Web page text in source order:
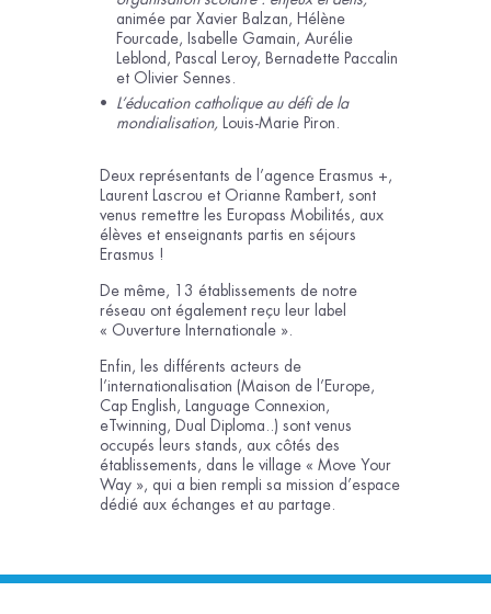
animée par Xavier Balzan, Hélène
Fourcade, Isabelle Gamain, Aurélie
Leblond, Pascal Leroy, Bernadette Paccalin
et Olivier Sennes.
L’éducation catholique au défi de la
mondialisation,
Louis-Marie Piron.
Deux représentants de l’agence Erasmus +,
Laurent Lascrou et Orianne Rambert, sont
venus remettre les Europass Mobilités, aux
élèves et enseignants partis en séjours
Erasmus !
De même, 13 établissements de notre
réseau ont également reçu leur label
« Ouverture Internationale ».
Enfin, les différents acteurs de
l’internationalisation (Maison de l’Europe,
Cap English, Language Connexion,
eTwinning, Dual Diploma..) sont venus
occupés leurs stands, aux côtés des
établissements, dans le village « Move Your
Way », qui a bien rempli sa mission d’espace
dédié aux échanges et au partage.